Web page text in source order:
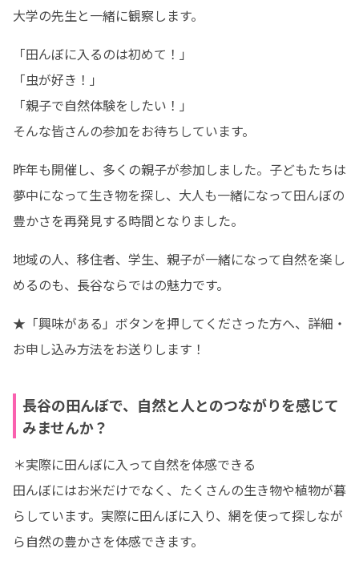
大学の先生と一緒に観察します。
「田んぼに入るのは初めて！」
「虫が好き！」
「親子で自然体験をしたい！」
そんな皆さんの参加をお待ちしています。
昨年も開催し、多くの親子が参加しました。子どもたちは
夢中になって生き物を探し、大人も一緒になって田んぼの
豊かさを再発見する時間となりました。
地域の人、移住者、学生、親子が一緒になって自然を楽し
めるのも、長谷ならではの魅力です。
★「興味がある」ボタンを押してくださった方へ、詳細・
お申し込み方法をお送りします！
長谷の田んぼで、自然と人とのつながりを感じて
みませんか？
＊実際に田んぼに入って自然を体感できる
田んぼにはお米だけでなく、たくさんの生き物や植物が暮
らしています。実際に田んぼに入り、網を使って探しなが
ら自然の豊かさを体感できます。